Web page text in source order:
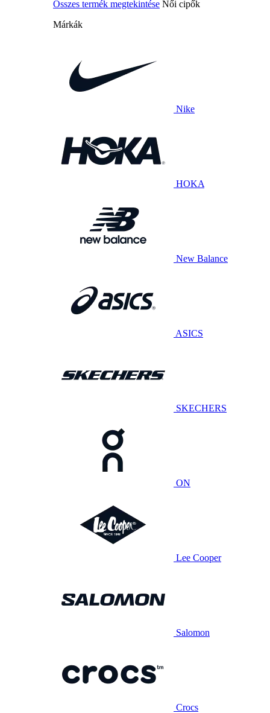
Összes termék megtekintése Női cipők
Márkák
Nike
HOKA
New Balance
ASICS
SKECHERS
ON
Lee Cooper
Salomon
Crocs